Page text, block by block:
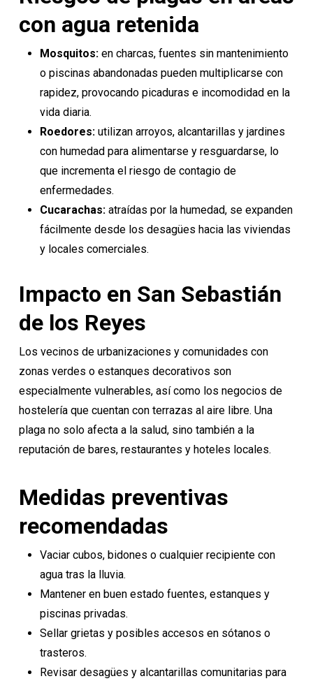
con agua retenida
Mosquitos:en charcas, fuentes sin mantenimiento
o piscinas abandonadas pueden multiplicarse con
rapidez, provocando picaduras e incomodidad en la
vida diaria.
Roedores:utilizan arroyos, alcantarillas y jardines
con humedad para alimentarse y resguardarse, lo
que incrementa el riesgo de contagio de
enfermedades.
Cucarachas:atraídas por la humedad, se expanden
fácilmente desde los desagües hacia las viviendas
y locales comerciales.
Impacto en San Sebastián
de los Reyes
Los vecinos de urbanizaciones y comunidades con
zonas verdes o estanques decorativos son
especialmente vulnerables, así como los negocios de
hostelería que cuentan con terrazas al aire libre. Una
plaga no solo afecta a la salud, sino también a la
reputación de bares, restaurantes y hoteles locales.
Medidas preventivas
recomendadas
Vaciar cubos, bidones o cualquier recipiente con
agua tras la lluvia.
Mantener en buen estado fuentes, estanques y
piscinas privadas.
Sellar grietas y posibles accesos en sótanos o
trasteros.
Revisar desagües y alcantarillas comunitarias para